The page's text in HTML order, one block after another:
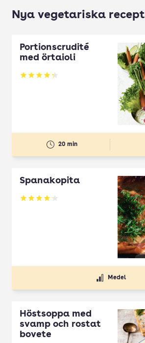
Nya vegetariska recept
Portionscrudité
med örtaioli
Betyg: 4.27 av 5
20 min
Spanakopita
Betyg: 4.1 av 5
Medel
Höstsoppa med
svamp och rostat
bovete